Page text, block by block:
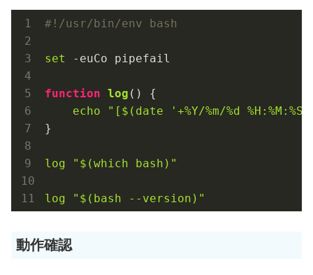
set -euCo pipefail
function log () {
echo
"[ $(date '+%Y/%m/%d
}
log " $(which bash) "
log " $(bash --version) "
動作確認